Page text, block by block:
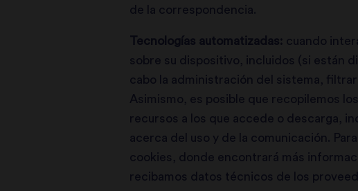
de la correspondencia.
Tecnologías automatizadas: cuando
sobre su dispositivo, incluidos (si están
cabo la administración del sistema,
Asimismo, es posible que recopilemos
recursos a los que accede o descarga,
acerca del uso y de la comunicación.
cookies, donde encontrará más
recibamos datos técnicos de los